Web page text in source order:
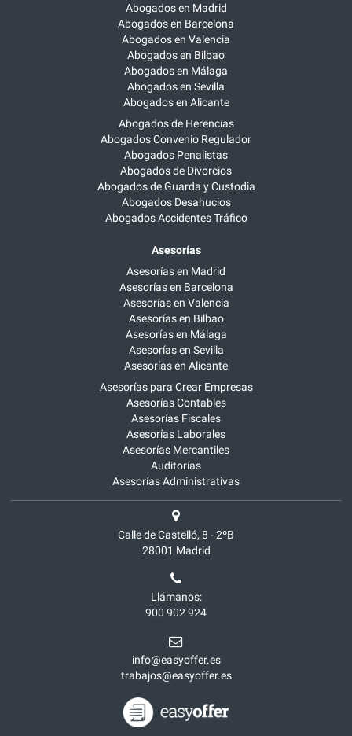
Abogados en Madrid
Abogados en Barcelona
Abogados en Valencia
Abogados en Bilbao
Abogados en Málaga
Abogados en Sevilla
Abogados en Alicante
Abogados de Herencias
Abogados Convenio Regulador
Abogados Penalistas
Abogados de Divorcios
Abogados de Guarda y Custodia
Abogados Desahucios
Abogados Accidentes Tráfico
Asesorías
Asesorías en Madrid
Asesorías en Barcelona
Asesorías en Valencia
Asesorías en Bilbao
Asesorías en Málaga
Asesorías en Sevilla
Asesorías en Alicante
Asesorías para Crear Empresas
Asesorías Contables
Asesorías Fiscales
Asesorías Laborales
Asesorías Mercantiles
Auditorías
Asesorías Administrativas
Calle de Castelló, 8 - 2ºB
28001 Madrid
Llámanos:
900 902 924
info@easyoffer.es
trabajos@easyoffer.es